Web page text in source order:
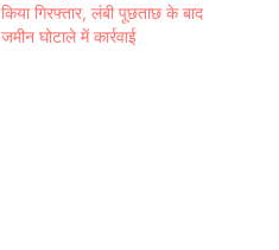
किया गिरफ्तार, लंबी पूछताछ के बाद
जमीन घोटाले में कार्रवाई